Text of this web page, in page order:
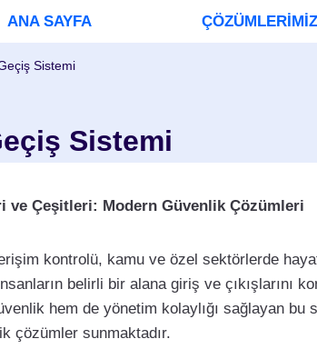
ANA SAYFA ÇÖZÜMLERİMİZ
Sistemi
Sistemi
ve Çeşitleri: Modern Güvenlik Çözümleri
kontrolü, kamu ve özel sektörlerde
belirli bir alana giriş ve çıkışlarını
hem de yönetim kolaylığı sağlayan
çözümler sunmaktadır.